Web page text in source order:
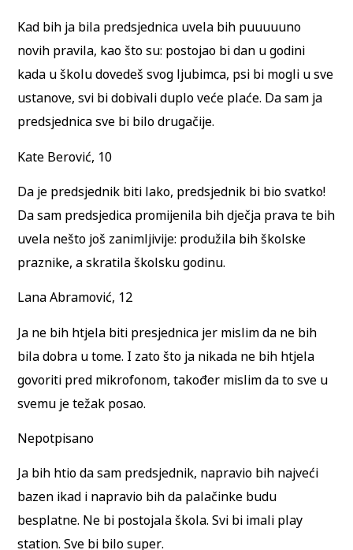
Kad bih ja bila predsjednica uvela bih puuuuuno
novih pravila, kao što su: postojao bi dan u godini
kada u školu dovedeš svog ljubimca, psi bi mogli u sve
ustanove, svi bi dobivali duplo veće plaće. Da sam ja
predsjednica sve bi bilo drugačije.
Kate Berović, 10
Da je predsjednik biti lako, predsjednik bi bio svatko!
Da sam predsjedica promijenila bih dječja prava te bih
uvela nešto još zanimljivije: produžila bih školske
praznike, a skratila školsku godinu.
Lana Abramović, 12
Ja ne bih htjela biti presjednica jer mislim da ne bih
bila dobra u tome. I zato što ja nikada ne bih htjela
govoriti pred mikrofonom, također mislim da to sve u
svemu je težak posao.
Nepotpisano
Ja bih htio da sam predsjednik, napravio bih najveći
bazen ikad i napravio bih da palačinke budu
besplatne. Ne bi postojala škola. Svi bi imali play
station. Sve bi bilo super.